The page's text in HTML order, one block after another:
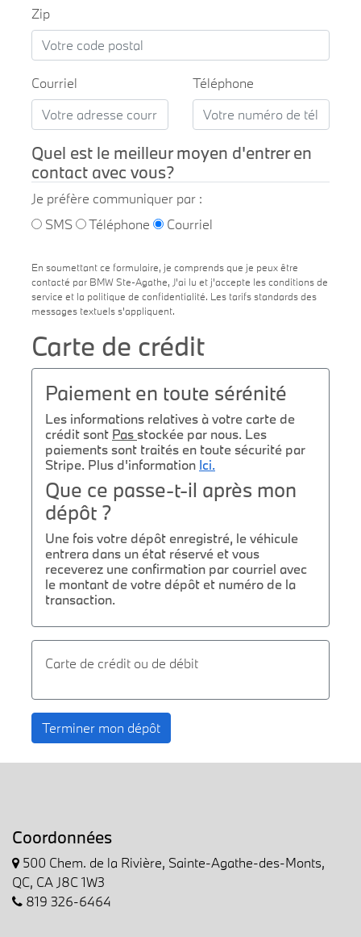
Zip
Courriel Téléphone
Quel est le meilleur moyen d'entrer en
contact avec vous?
Je préfère communiquer par :
SMS
Téléphone Courriel
En soumettant ce formulaire, je comprends que je peux être
contacté par BMW Ste-Agathe, J'ai lu et j'accepte les conditions de
service et la politique de confidentialité. Les tarifs standards des
messages textuels s'appliquent.
Carte de crédit
Paiement en toute sérénité
Les informations relatives à votre carte de
crédit sont Pas stockée par nous. Les
paiements sont traités en toute sécurité par
Stripe. Plus d'information Ici.
Que ce passe-t-il après mon
dépôt ?
Une fois votre dépôt enregistré, le véhicule
entrera dans un état réservé et vous
receverez une confirmation par courriel avec
le montant de votre dépôt et numéro de la
transaction.
Carte de crédit ou de débit
Terminer mon dépôt
Coordonnées
500 Chem. de la Rivière, Sainte-Agathe-des-Monts,
QC, CA J8C 1W3
819 326-6464